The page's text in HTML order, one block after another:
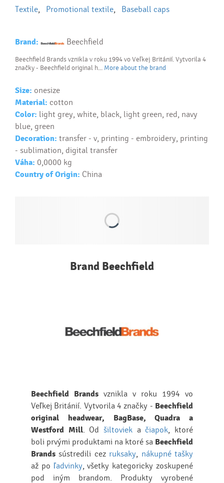
Ako realizujete potlač na reklamné premedy?
Ako si vybrať správny predmet?
Text...
Textile, Promotional textile, Baseball caps
Brand: Beechfield
Beechfield Brands vznikla v roku 1994 vo Veľkej Británií. Vytvorila 4
značky - Beechfield original h... More about the brand
Size: onesize
Material: cotton
Color: light grey, white, black, light green, red, navy
blue, green
Decoration: transfer - v, printing - embroidery, printing
- sublimation, digital transfer
Váha: 0,0000 kg
Country of Origin: China
Brand Beechfield
Beechfield Brands vznikla v roku 1994 vo
Veľkej Británií. Vytvorila 4 značky - Beechfield
original headwear, BagBase, Quadra a
Westford Mill. Odšiltoviek a čiapok, ktoré
boli prvými produktami na ktoré sa Beechfield
Brands sústredili cez ruksaky, nákupné tašky
až po ľadvinky, všetky kategoricky zoskupené
pod iným brandom. Produkty vyrobené